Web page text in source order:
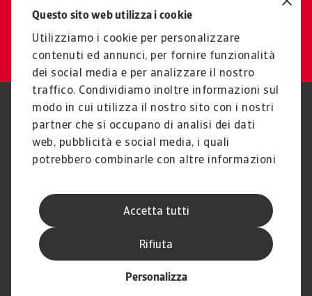
Questo sito web utilizza i cookie
Utilizziamo i cookie per personalizzare
contenuti ed annunci, per fornire funzionalità
dei social media e per analizzare il nostro
traffico. Condividiamo inoltre informazioni sul
modo in cui utilizza il nostro sito con i nostri
partner che si occupano di analisi dei dati
web, pubblicità e social media, i quali
potrebbero combinarle con altre informazioni
suo utilizzo dei loro servizi.
Accetta tutti
Personalizza
Rifiuta
supporto
Contattaci
Nota Legale
Privacy
Cookies
Phishing e Sicurezza
informatica
Disclaimer
GDPR
Atradius Information Services